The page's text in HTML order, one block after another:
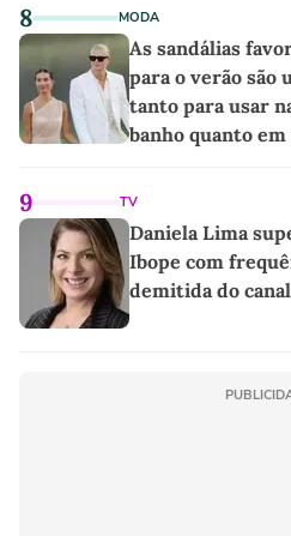
8 MODA
As sandálias
para o verão são
tanto para usar
banho quanto
9 TV
Daniela Lima
Ibope com
demitida do canal